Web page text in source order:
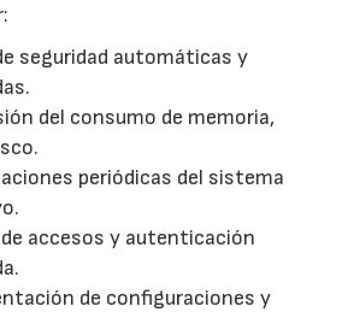
seguridad automáticas y
del consumo de memoria,
periódicas del sistema
accesos y autenticación
de configuraciones y